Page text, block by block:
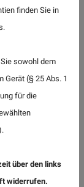
finden Sie in
sowohl dem
Gerät (§ 25 Abs. 1
für die
über den links
widerrufen.